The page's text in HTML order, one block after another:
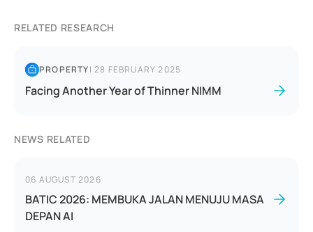
RELATED RESEARCH
PROPERTY|28 FEBRUARY 2025
Facing Another Year of Thinner NIMM
NEWS RELATED
06 AUGUST 2026
BATIC 2026: MEMBUKA JALAN MENUJU MASA
DEPAN AI